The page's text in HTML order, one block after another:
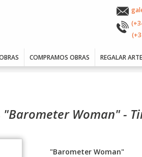
COMPRAMOS OBRAS REGALAR ARTE
"Barometer Woman" -
"Barometer Woman"